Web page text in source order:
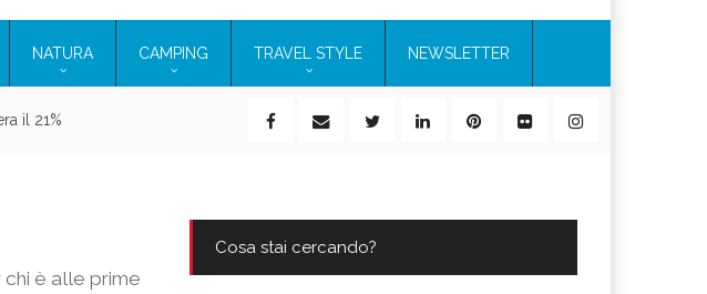
NATURA CAMPING TRAVEL STYLE NEWSLETTER
valigia (e la pelle sensibile)
chi è alle prime
Cosa stai cercando?